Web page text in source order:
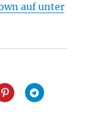
auf unter